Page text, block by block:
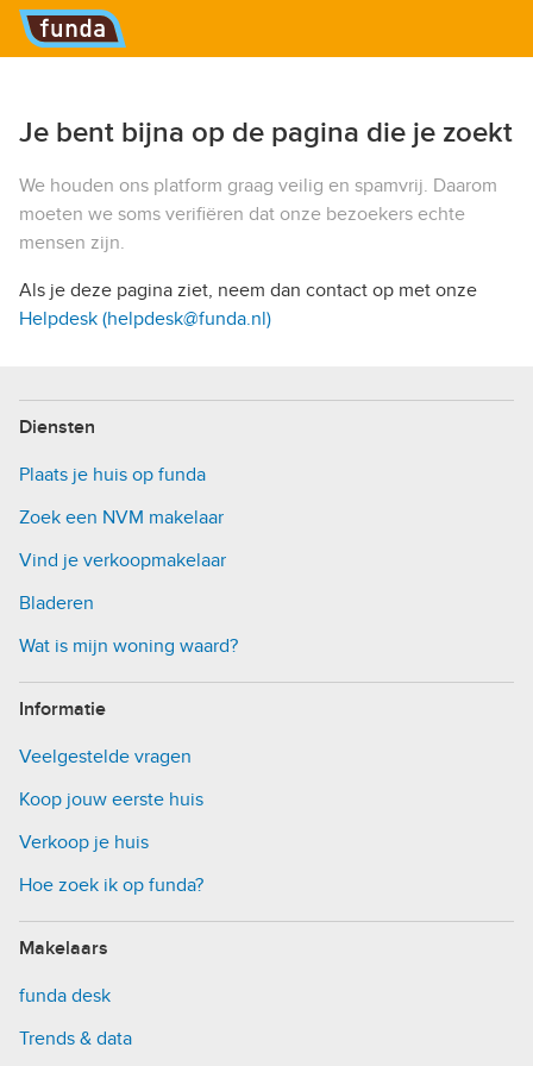
Hoofdmenu
Je bent bijna op de pagina die je zoekt
We houden ons platform graag veilig en spamvrij. Daarom
moeten we soms verifiëren dat onze bezoekers echte
mensen zijn.
Als je deze pagina ziet, neem dan contact op met onze
Helpdesk (helpdesk@funda.nl)
Diensten
Plaats je huis op funda
Zoek een NVM makelaar
Vind je verkoopmakelaar
Bladeren
Wat is mijn woning waard?
Informatie
Veelgestelde vragen
Koop jouw eerste huis
Verkoop je huis
Hoe zoek ik op funda?
Makelaars
funda desk
Trends & data